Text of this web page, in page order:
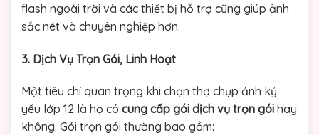
flash ngoài trời và các thiết bị hỗ trợ cũng giúp ảnh
sắc nét và chuyên nghiệp hơn.
3. Dịch Vụ Trọn Gói, Linh Hoạt
Một tiêu chí quan trọng khi chọn thợ chụp ảnh kỷ
yếu lớp 12 là họ có cung cấp gói dịch vụ trọn gói hay
không. Gói trọn gói thường bao gồm: